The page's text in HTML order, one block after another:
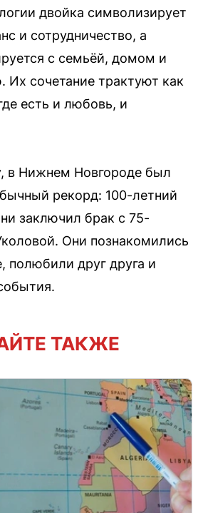
двойка символизирует
и сотрудничество, а
с семьёй, домом и
Их сочетание трактуют как
есть и любовь, и
в Нижнем Новгороде был
рекорд: 100-летний
заключил брак с 75-
Они познакомились
полюбили друг друга и
ТАКЖЕ